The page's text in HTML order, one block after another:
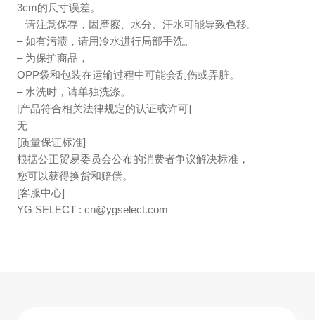
3cm的尺寸误差。
– 请注意保存，因摩擦、水分、汗水可能导致色移。
– 如有污渍，请用冷水进行局部手洗。
– 为保护商品，
OPP袋和包装在运输过程中可能会刮伤或弄脏。
– 水洗时，请单独洗涤。
[产品符合相关法律规定的认证或许可]
无
[质量保证标准]
根据公正贸易委员会公布的消费者争议解决标准，
您可以获得换货和赔偿。
[客服中心]
YG SELECT :cn@ygselect.com